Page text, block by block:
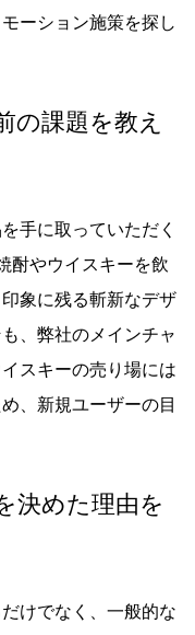
ーション施策を探し
の課題を教え
手に取っていただく
酎やウイスキーを飲
象に残る斬新なデザ
、弊社のメインチャ
スキーの売り場には
、新規ユーザーの目
決めた理由を
けでなく、一般的な